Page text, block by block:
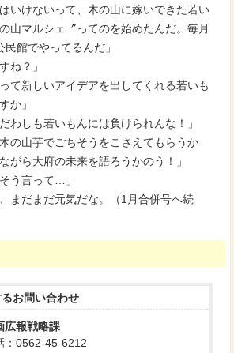
いけないって、木の山に嫁いできた若い
山マルシェ〞ってのを始めたんだ。毎月
館でやってるんだ」
ね？」
て新しいアイデアを出してくれる若いも
か」
わしも若いもんには負けられんな！」
の山芋でごちそうをこさえてもらうか
がら大府の未来を語ろうかのう！」
う言って…」
まだまだ元気だな。（1月合併号へ続
お問い合わせ
報戦略課
0562-45-6212